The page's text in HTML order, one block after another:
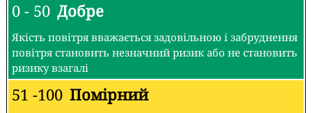
0 - 50 Добре
Якість повітря вважається задовільною і забруднення
повітря становить незначний ризик або не становить
ризику взагалі
51 -100 Помірний